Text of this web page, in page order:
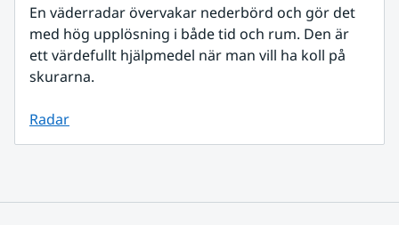
En väderradar övervakar nederbörd och gör det
med hög upplösning i både tid och rum. Den är
ett värdefullt hjälpmedel när man vill ha koll på
skurarna.
Radar